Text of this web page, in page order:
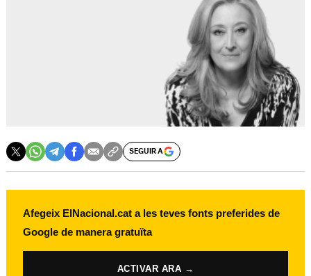
SEGUIR A
Afegeix ElNacional.cat a les teves fonts preferides de
Google de manera gratuïta
ACTIVAR ARA →